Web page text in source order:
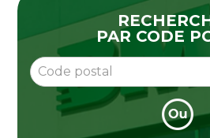
PAR CODE